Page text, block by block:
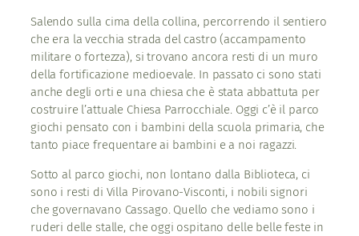
Salendo sulla cima della collina, percorrendo il sentiero
che era la vecchia strada del castro (accampamento
militare o fortezza), si trovano ancora resti di un muro
della fortificazione medioevale. In passato ci sono stati
anche degli orti e una chiesa che è stata abbattuta per
costruire l’attuale Chiesa Parrocchiale. Oggi c’è il parco
giochi pensato con i bambini della scuola primaria, che
tanto piace frequentare ai bambini e a noi ragazzi.
Sotto al parco giochi, non lontano dalla Biblioteca, ci
sono i resti di Villa Pirovano-Visconti, i nobili signori
che governavano Cassago. Quello che vediamo sono i
ruderi delle stalle, che oggi ospitano delle belle feste in